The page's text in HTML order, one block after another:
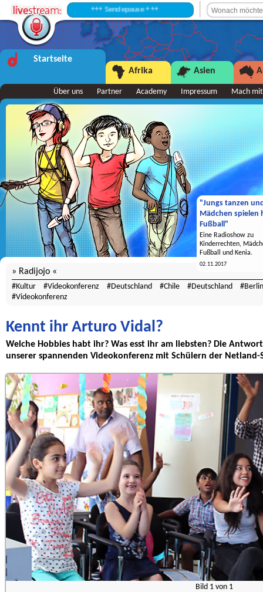
+++ Sendepause +++
Startseite
Afrika
Asien
Über uns Partner Academy Impressum Mach mit
"Jungs tanzen
Mädchen spielen
Fußball"
Eine Radioshow zu
Kinderrechten,
Fußball und Kenia.
02.11.2017
Radijojo
Kultur Videokonferenz Deutschland Chile Deutschland
Berlin
Videokonferenz
Kennt ihr Arturo Vidal?
Welche Hobbies habt ihr? Was esst ihr am liebsten? Die
unserer spannenden Videokonferenz mit Schülern der Netland-
Bild 1 von 1